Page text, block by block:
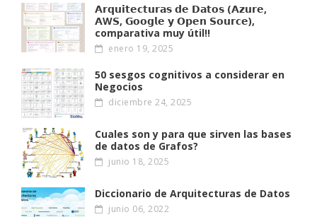
𝗔𝗿𝗾𝘂𝗶𝘁𝗲𝗰𝘁𝘂𝗿𝗮𝘀 𝗱𝗲 𝗗𝗮𝘁𝗼𝘀 (𝗔𝘇𝘂𝗿𝗲,
𝗔W𝗦, 𝗚𝗼𝗼𝗴𝗹𝗲 𝘆 𝗢𝗽𝗲𝗻 𝗦𝗼𝘂𝗿𝗰𝗲),
comparativa muy útil!!
enero 19, 2025
50 sesgos cognitivos a considerar en
Negocios
diciembre 24, 2025
Cuales son y para que sirven las bases
de datos de Grafos?
junio 18, 2025
Diccionario de Arquitecturas de Datos
junio 06, 2022